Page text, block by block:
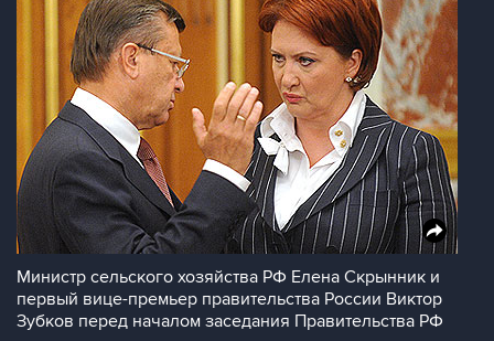
Министр сельского хозяйства РФ Елена Скрынник и
первый вице-премьер правительства России Виктор
Зубков перед началом заседания Правительства РФ